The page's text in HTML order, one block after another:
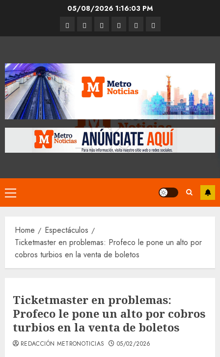
05/08/2026 1:16:04 PM
Entrevistas
Espectáculos
Movilidad
Metro
CDMX
CulturaOpinión
Primary
Menu
Home
Espectáculos
Ticketmaster en problemas: Profeco le pone un alto por
cobros turbios en la venta de boletos
Ticketmaster en problemas:
Profeco le pone un alto por cobros
turbios en la venta de boletos
REDACCIÓN METRONOTICIAS 05/02/2026